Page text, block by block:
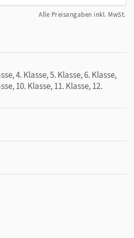
Alle Preisangaben inkl. MwSt.
4. Klasse, 5. Klasse, 6. Klasse,
10. Klasse, 11. Klasse, 12.